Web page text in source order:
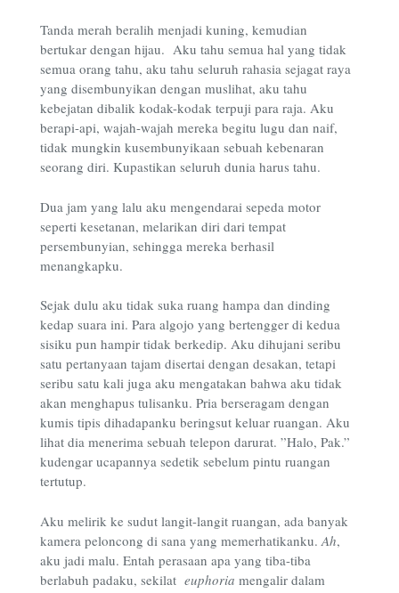
Tanda merah beralih menjadi kuning, kemudian
bertukar dengan hijau. Aku tahu semua hal yang tidak
semua orang tahu, aku tahu seluruh rahasia sejagat raya
yang disembunyikan dengan muslihat, aku tahu
kebejatan dibalik kodak-kodak terpuji para raja. Aku
berapi-api, wajah-wajah mereka begitu lugu dan naif,
tidak mungkin kusembunyikaan sebuah kebenaran
seorang diri. Kupastikan seluruh dunia harus tahu.
Dua jam yang lalu aku mengendarai sepeda motor
seperti kesetanan, melarikan diri dari tempat
persembunyian, sehingga mereka berhasil
menangkapku.
Sejak dulu aku tidak suka ruang hampa dan dinding
kedap suara ini. Para algojo yang bertengger di kedua
sisiku pun hampir tidak berkedip. Aku dihujani seribu
satu pertanyaan tajam disertai dengan desakan, tetapi
seribu satu kali juga aku mengatakan bahwa aku tidak
akan menghapus tulisanku. Pria berseragam dengan
kumis tipis dihadapanku beringsut keluar ruangan. Aku
lihat dia menerima sebuah telepon darurat. ”Halo, Pak.”
kudengar ucapannya sedetik sebelum pintu ruangan
tertutup.
Aku melirik ke sudut langit-langit ruangan, ada banyak
kamera peloncong di sana yang memerhatikanku. Ah,
aku jadi malu. Entah perasaan apa yang tiba-tiba
berlabuh padaku, sekilat euphoria mengalir dalam